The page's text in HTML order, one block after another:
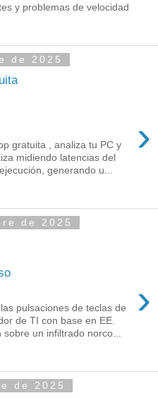
y problemas de velocidad
de 2025
›
gratuita , analiza tu PC y
midiendo latencias del
generando u...
de 2025
›
pulsaciones de teclas de
de TI con base en EE.
un infiltrado norco...
de 2025